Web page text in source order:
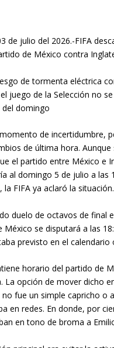
de julio del 2026.-FIFA
de México contra
de tormenta eléctrica
juego de la Selección no
domingo
de incertidumbre,
de última hora. Aunque
el partido entre México e
al domingo 5 de julio a las
la FIFA ya aclaró la situación.
duelo de octavos de final
México se disputará a las
previsto en el calendario
horario del partido de
La opción de mover dicho
fue un simple capricho o
en redes. En donde, por
en tono de broma a